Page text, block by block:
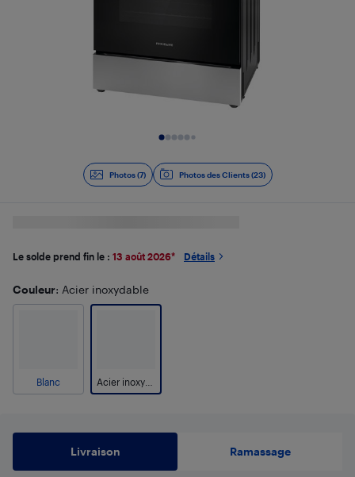
Photos (7) Photos des Clients (23)
Le solde prend fin le : 13 août 2026* Détails
Couleur: Acier inoxydable
Blanc
Livraison Ramassage